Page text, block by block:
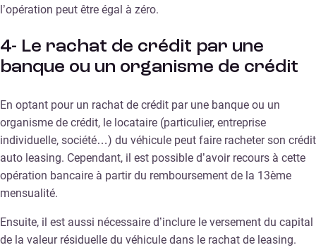
l’opération peut être égal à zéro.
4- Le rachat de crédit par une
banque ou un organisme de crédit
En optant pour un rachat de crédit par une banque ou un
organisme de crédit, le locataire (particulier, entreprise
individuelle, société…) du véhicule peut faire racheter son crédit
auto leasing. Cependant, il est possible d’avoir recours à cette
opération bancaire à partir du remboursement de la 13ème
mensualité.
Ensuite, il est aussi nécessaire d’inclure le versement du capital
de la valeur résiduelle du véhicule dans le rachat de leasing.